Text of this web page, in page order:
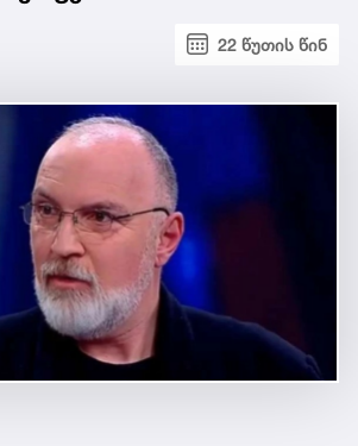
22 წუთის წინ